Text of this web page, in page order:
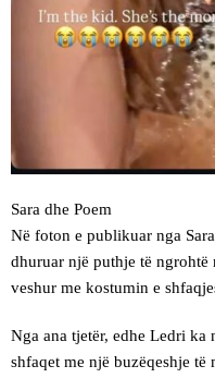
Sara dhe Poem
Në foton e publikuar nga
dhuruar një puthje të ngrohtë
veshur me kostumin e
Nga ana tjetër, edhe Ledri
shfaqet me një buzëqeshje të